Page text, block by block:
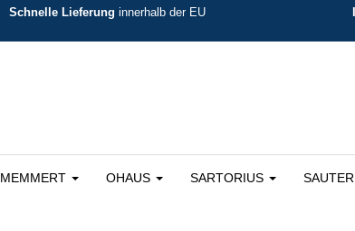
Schnelle Lieferung innerhalb der EU
MEMMERT OHAUS SARTORIUS SAUTER